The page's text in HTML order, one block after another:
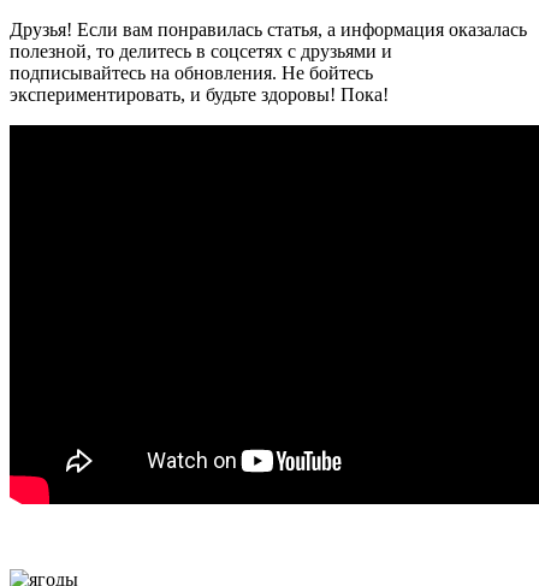
Друзья! Если вам понравилась статья, а информация оказалась
полезной, то делитесь в соцсетях с друзьями и
подписывайтесь на обновления. Не бойтесь
экспериментировать, и будьте здоровы! Пока!